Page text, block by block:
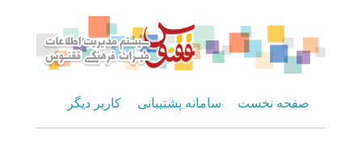
صفحه نخست سامانه پشتیبانی کاربر دیگر